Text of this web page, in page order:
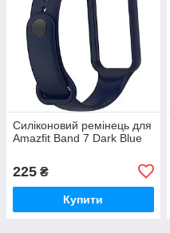
Силіконовий ремінець для
Amazfit Band 7 Dark Blue
225 ₴
Купити